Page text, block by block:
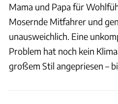
Mama und Papa für
Mosernde Mitfahrer und
unausweichlich. Eine
Problem hat noch kein
großem Stil angepriesen –